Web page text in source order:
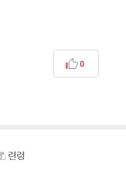
0
련령